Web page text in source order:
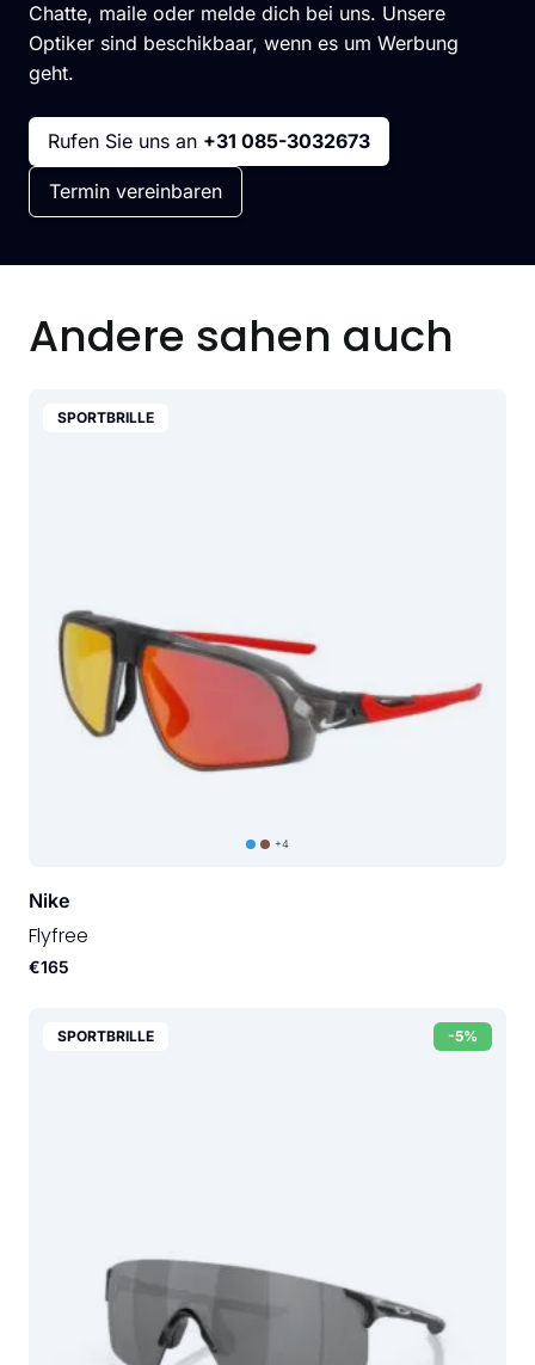
Chatte, maile oder melde dich bei uns. Unsere
Optiker sind beschikbaar, wenn es um Werbung
geht.
Rufen Sie uns an +31 085-3032673
Termin vereinbaren
Andere sahen auch
SPORTBRILLE
+4
Nike
Flyfree
€165
-5%
SPORTBRILLE